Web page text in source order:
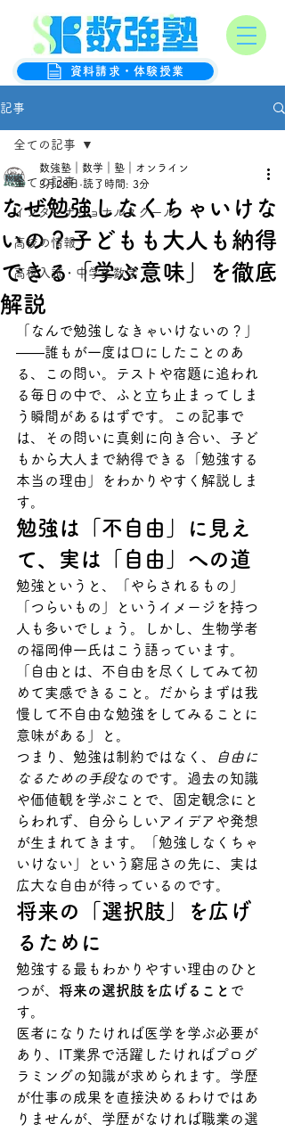
数強塾
オンライン数学克服塾
資料請求・体験授業
記事
全ての記事
インターナショナルスクール
高校の情報
高校入試・中学生数学
全ての記事
なぜ勉強しなくちゃいけな
いの？子どもも大人も納得
できる「学ぶ意味」を徹底
解説
数強塾｜数学｜塾｜オンライン
3月28日 読了時間: 3分
「なんで勉強しなきゃいけないの？」
——誰もが一度は口にしたことのあ
る、この問い。テストや宿題に追われ
る毎日の中で、ふと立ち止まってしま
う瞬間があるはずです。この記事で
は、その問いに真剣に向き合い、子ど
もから大人まで納得できる「勉強する
本当の理由」をわかりやすく解説しま
す。
勉強は「不自由」に見え
て、実は「自由」への道
勉強というと、「やらされるもの」
「つらいもの」というイメージを持つ
人も多いでしょう。しかし、生物学者
の福岡伸一氏はこう語っています。
「自由とは、不自由を尽くしてみて初
めて実感できること。だからまずは我
慢して不自由な勉強をしてみることに
意味がある」と。
つまり、勉強は制約ではなく、
自由に
なるための手段なのです。過去の知識
や価値観を学ぶことで、固定観念にと
らわれず、自分らしいアイデアや発想
が生まれてきます。「勉強しなくちゃ
いけない」という窮屈さの先に、実は
広大な自由が待っているのです。
将来の「選択肢」を広げ
るために
勉強する最もわかりやすい理由のひと
つが、 将来の選択肢を広げること で
す。
医者になりたければ医学を学ぶ必要が
あり、IT業界で活躍したければプログ
ラミングの知識が求められます。学歴
が仕事の成果を直接決めるわけではあ
りませんが、学歴がなければ職業の選